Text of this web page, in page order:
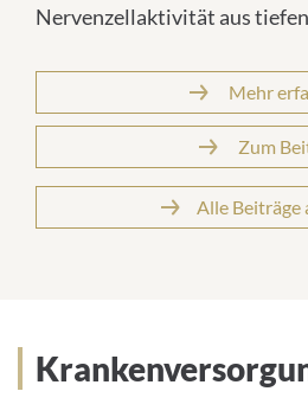
Nervenzellaktivität aus tiefen
Mehr
Zum
Alle Beiträge